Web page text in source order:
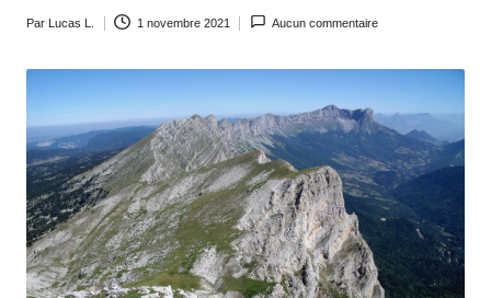
Par Lucas L. 1 novembre 2021 Aucun commentaire